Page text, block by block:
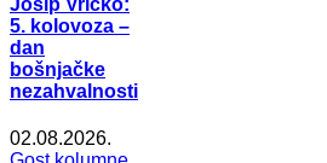
Josip Vričko:
5. kolovoza –
dan
bošnjačke
nezahvalnosti
02.08.2026.